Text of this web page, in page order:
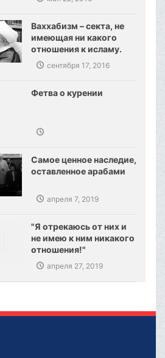
Ваххабизм – секта, не
имеющая ни какого
отношения к исламу.
Созданы предпосылки,
сокрушения
ваххабизма.
сентября 17, 2016
Фетва о курении
Самое ценное наследие,
оставленное арабами
апреля 7, 2019
"Я отрекаюсь от них и
не имею к ним никакого
отношения!"
апреля 27, 2019